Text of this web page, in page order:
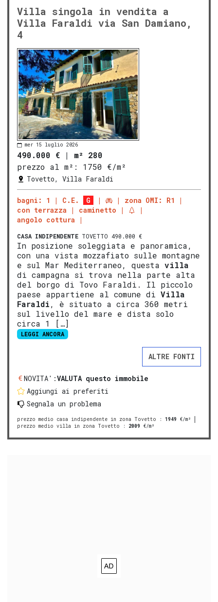
Villa singola in vendita a
Villa Faraldi via San Damiano,
4
mer 15 luglio 2026
490.000 € | m² 280
prezzo al m²:
1750 €/m²
Tovetto, Villa Faraldi
bagni: 1 C.E. G
zona OMI: R1
con terrazza
caminetto
angolo cottura
CASA INDIPENDENTE TOVETTO 490.000 €
In posizione soleggiata e panoramica,
con una vista mozzafiato sulle montagne
e sul Mar Mediterraneo, questa villa
di campagna si trova nella parte alta
del borgo di Tovo Faraldi. Il piccolo
paese appartiene al comune di Villa
Faraldi, è situato a circa 360 metri
sul livello del mare e dista solo
circa 1 […]
LEGGI ANCORA
ALTRE FONTI
NOVITA':VALUTA questo immobile
Aggiungi ai preferiti
Segnala un problema
prezzo medio casa indipendente in zona Tovetto : 1949 €/m²
prezzo medio villa in zona Tovetto : 2009 €/m²